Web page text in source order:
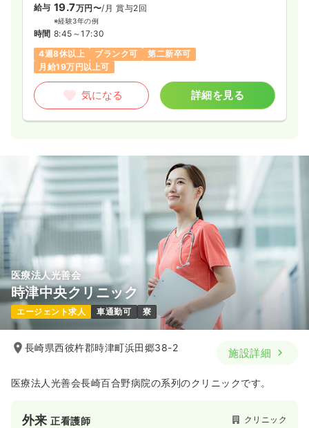
給与 19.7万円〜/月 賞与2回
※経験3年の例
時間 8:45～17:30
4週8休以上
ブランク可
第二新卒可
月給19万円以上可
気になる 詳細を見る
医療法人光善会
時津中央クリニック
エージェント求人 車通勤可 寮
長崎県西彼杵郡時津町浜田郷38-2 施設詳細
医療法人光善会長崎百合野病院の系列のクリニックです。
外来正看護師 クリニック